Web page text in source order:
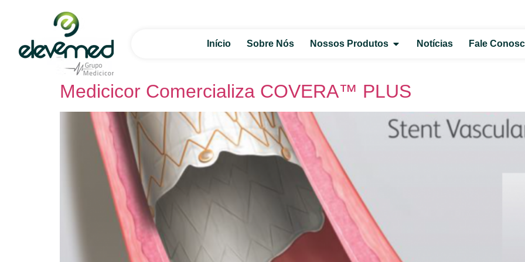
Início Sobre Nós Nossos Produtos Notícias Fale
Medicicor Comercializa COVERA™ PLUS